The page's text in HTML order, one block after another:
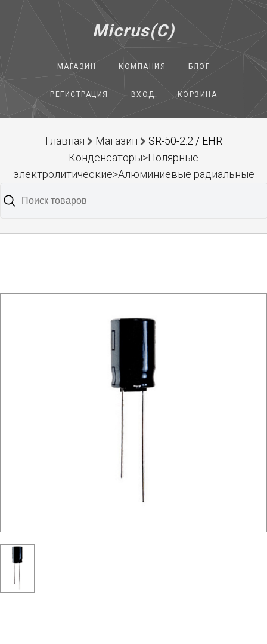
Micrus(C)
МАГАЗИН КОМПАНИЯ БЛОГ
РЕГИСТРАЦИЯ ВХОД КОРЗИНА
Главная Магазин
SR-50-2.2 / EHR
Конденсаторы>Полярные
электролитические>Алюминиевые радиальные